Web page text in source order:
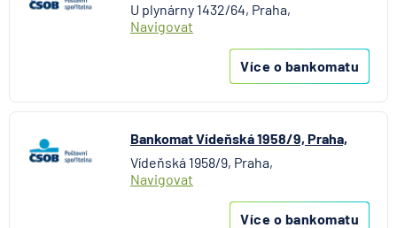
U plynárny 1432/64, Praha,
Navigovat
Více o bankomatu
Bankomat Vídeňská 1958/9, Praha,
Vídeňská 1958/9, Praha,
Navigovat
Více o bankomatu